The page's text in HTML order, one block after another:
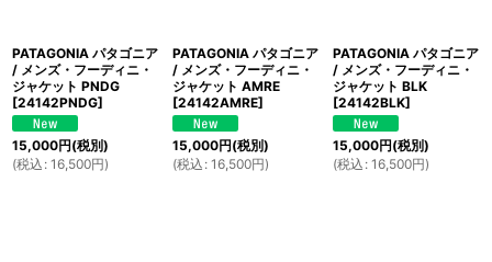
PATAGONIA パタゴニア
/ メンズ・フーディニ・
ジャケット PNDG
[24142PNDG]
15,000円(税別)
(税込 : 16,500円)
PATAGONIA パタゴニア
/ メンズ・フーディニ・
ジャケット AMRE
[24142AMRE]
15,000円(税別)
(税込 : 16,500円)
PATAGONIA パタゴニア
/ メンズ・フーディニ・
ジャケット BLK
[24142BLK]
15,000円(税別)
(税込 : 16,500円)